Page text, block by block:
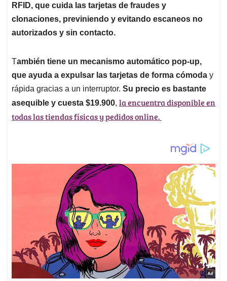
RFID, que cuida las tarjetas de fraudes y
clonaciones, previniendo y evitando escaneos no
autorizados y sin contacto.
También tiene un mecanismo automático pop-up,
que ayuda a expulsar las tarjetas de forma cómoda y
rápida gracias a un interruptor. Su precio es bastante
asequible y cuesta $19.900, la encuentra disponible en
todas las tiendas físicas y pedidos online.